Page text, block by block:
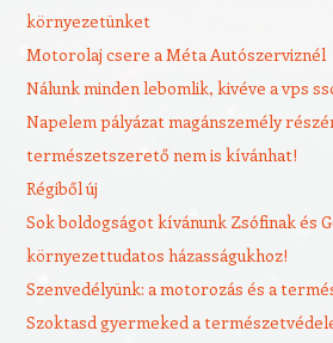
környezetünket
Motorolaj csere a Méta Autószerviznél
Nálunk minden lebomlik, kivéve a vps
Napelem pályázat magánszemély
természetszerető nem is kívánhat!
Régiből új
Sok boldogságot kívánunk Zsófinak és
környezettudatos házasságukhoz!
Szenvedélyünk: a motorozás és a
Szoktasd gyermeked a